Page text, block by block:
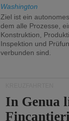
Washington
Ziel ist ein
dem alle Prozesse,
Konstruktion,
Inspektion und
verbunden sind.
In Genua